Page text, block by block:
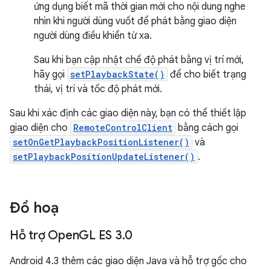
ứng dụng biết mã thời gian mới cho nội dung nghe
nhìn khi người dùng vuốt để phát bằng giao diện
người dùng điều khiển từ xa.
Sau khi bạn cập nhật chế độ phát bằng vị trí mới,
hãy gọi setPlaybackState() để cho biết trạng
thái, vị trí và tốc độ phát mới.
Sau khi xác định các giao diện này, bạn có thể thiết lập
giao diện cho RemoteControlClient bằng cách gọi
setOnGetPlaybackPositionListener() và
setPlaybackPositionUpdateListener() .
Đồ hoạ
Hỗ trợ OpenGL ES 3.0
Android 4.3 thêm các giao diện Java và hỗ trợ gốc cho